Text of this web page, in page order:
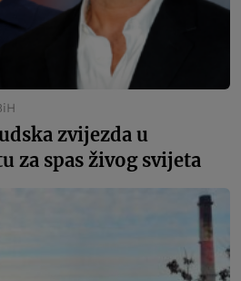
zvijezda u
za spas živog svijeta